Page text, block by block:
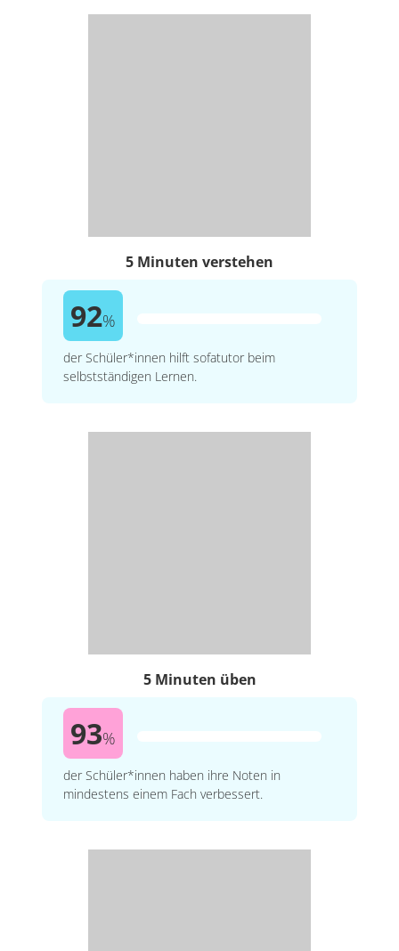
5 Minuten verstehen
92%
der Schüler*innen hilft sofatutor beim
selbstständigen Lernen.
5 Minuten üben
93%
der Schüler*innen haben ihre Noten in
mindestens einem Fach verbessert.